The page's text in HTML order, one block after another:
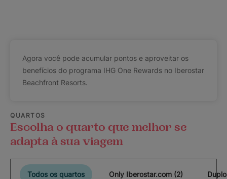
Agora você pode acumular pontos e aproveitar os
benefícios do programa IHG One Rewards no Iberostar
Beachfront Resorts.
QUARTOS
Escolha o quarto que melhor se
adapta à sua viagem
Todos os quartos Only Iberostar.com (2)